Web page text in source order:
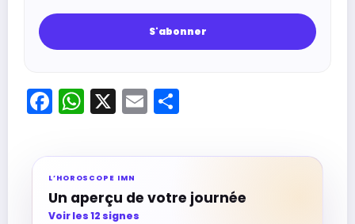
Facebook
WhatsApp
X Email
L’HOROSCOPE IMN
Un aperçu de votre journée
Voir les 12 signes